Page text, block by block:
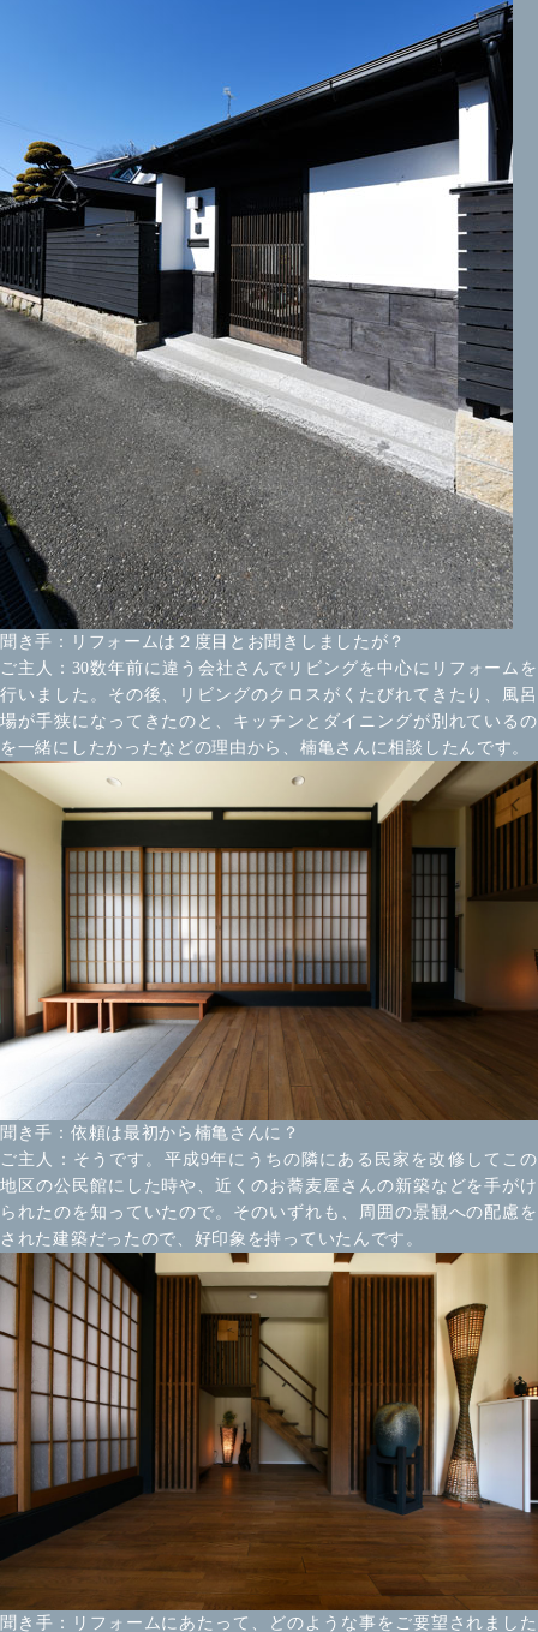
聞き手：リフォームは２度目とお聞きしましたが？
ご主人：30数年前に違う会社さんでリビングを中心にリフォームを
行いました。その後、リビングのクロスがくたびれてきたり、風呂
場が手狭になってきたのと、キッチンとダイニングが別れているの
を一緒にしたかったなどの理由から、楠亀さんに相談したんです。
聞き手：依頼は最初から楠亀さんに？
ご主人：そうです。平成9年にうちの隣にある民家を改修してこの
地区の公民館にした時や、近くのお蕎麦屋さんの新築などを手がけ
られたのを知っていたので。そのいずれも、周囲の景観への配慮を
された建築だったので、好印象を持っていたんです。
聞き手：リフォームにあたって、どのような事をご要望されました